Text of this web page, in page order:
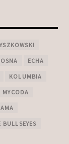
ECHA
KOLUMBIA
MYCODA
BULLSEYES